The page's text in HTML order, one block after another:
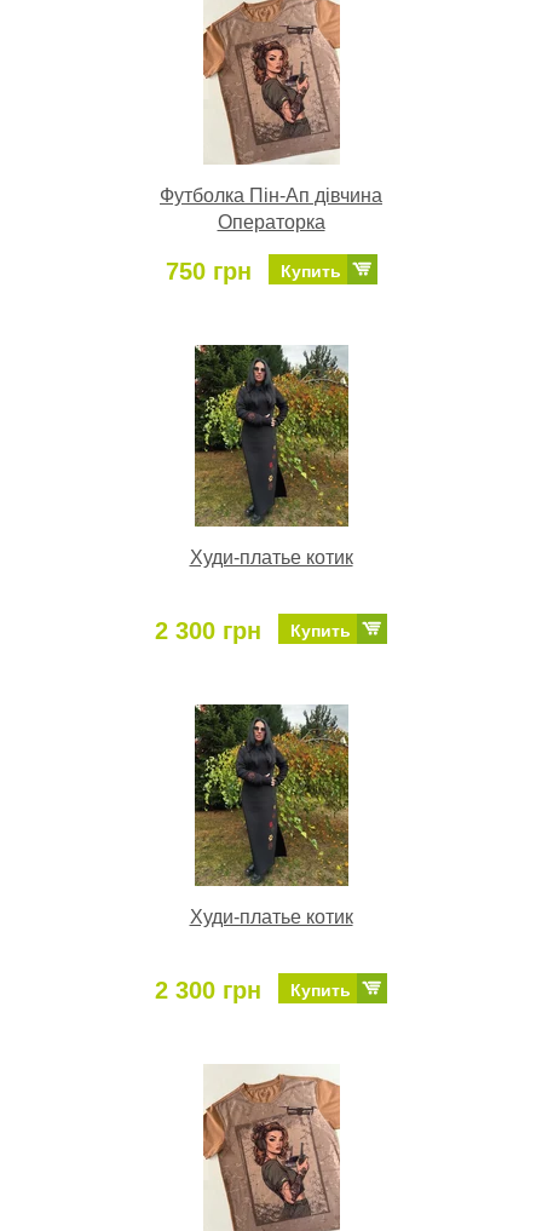
Футболка Пін-Ап дівчина
Операторка
750 грн Купить
Худи-платье котик
2 300 грн Купить
Худи-платье котик
2 300 грн Купить